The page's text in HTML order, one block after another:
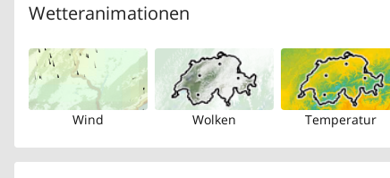
Wetteranimationen
Wind Wolken Temperatur